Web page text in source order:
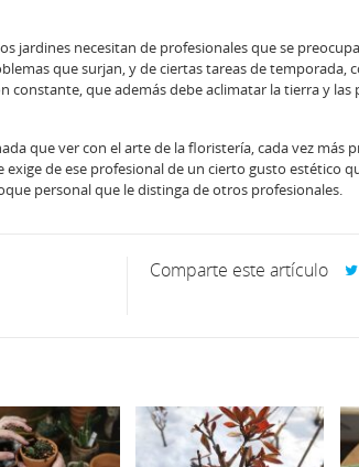
jardines necesitan de profesionales que se
que surjan, y de ciertas tareas de temporada,
constante, que además debe aclimatar la tierra y las
que ver con el arte de la floristería, cada vez más
exige de ese profesional de un cierto gusto estético
personal que le distinga de otros profesionales.
Comparte este artículo